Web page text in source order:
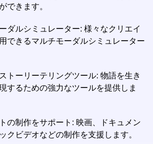
できます。
ダルシミュレーター: 様々なクリエイ
できるマルチモーダルシミュレーター
トーリーテリングツール: 物語を生き
するための強力なツールを提供しま
の制作をサポート: 映画、ドキュメン
クビデオなどの制作を支援します。